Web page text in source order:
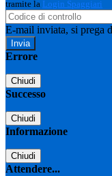
tramite la Login Spaggiari
E-mail inviata, si prega
Errore
Chiudi
Successo
Chiudi
Informazione
Chiudi
Attendere...